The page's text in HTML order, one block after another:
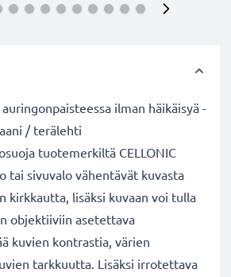
ilman häikäisyä -
/ terälehti
tuotemerkiltä CELLONIC
tai sivuvalo vähentävät kuvasta
kirkkautta, lisäksi kuvaan voi tulla
objektiiviin asetettava
kuvien kontrastia, värien
tarkkuutta. Lisäksi irrotettava